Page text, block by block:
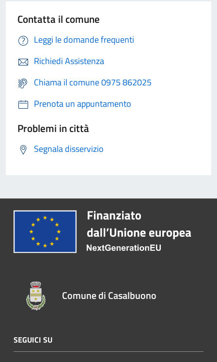
Contatta il comune
Leggi le domande frequenti
Richiedi Assistenza
Chiama il comune 0975 862025
Prenota un appuntamento
Problemi in città
Segnala disservizio
Comune di Casalbuono
SEGUICI SU